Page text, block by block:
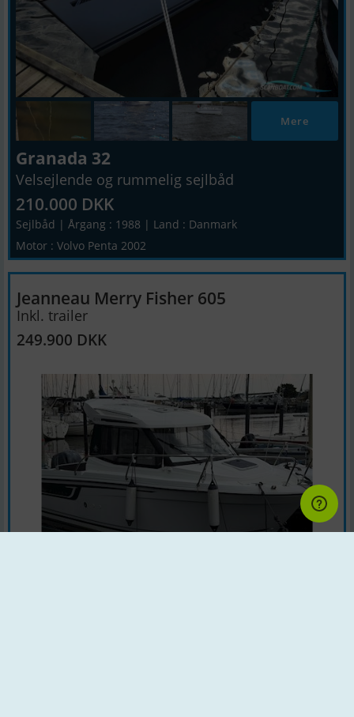
Mere
Granada 32
Velsejlende og rummelig sejlbåd
210.000 DKK
Sejlbåd | Årgang : 1988 | Land : Danmark
Motor : Volvo Penta 2002
Jeanneau Merry Fisher 605
Inkl. trailer
249.900 DKK